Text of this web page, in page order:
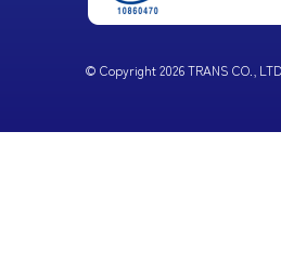
© Copyright 2026 TRANS CO.,